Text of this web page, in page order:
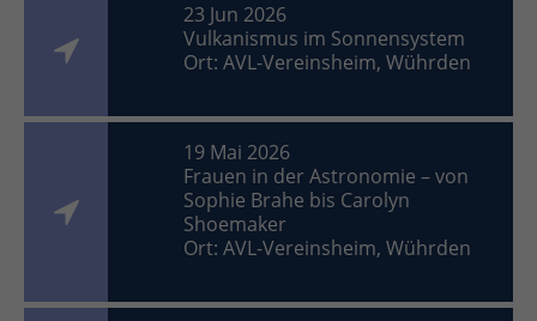
23 Jun 2026
Vulkanismus im Sonnensystem
Ort: AVL-Vereinsheim, Wührden
19 Mai 2026
Frauen in der Astronomie – von
Sophie Brahe bis Carolyn
Shoemaker
Ort: AVL-Vereinsheim, Wührden